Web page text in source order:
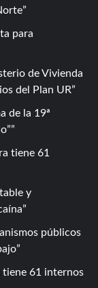
para
de Vivienda
del Plan UR
de la 19ª
tiene 61
y
públicos
tiene 61 internos